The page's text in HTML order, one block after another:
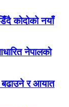
कोदोको नयाँ
नेपालको
बढाउने र आयात